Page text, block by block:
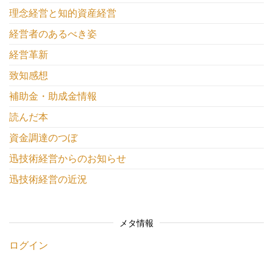
理念経営と知的資産経営
経営者のあるべき姿
経営革新
致知感想
補助金・助成金情報
読んだ本
資金調達のつぼ
迅技術経営からのお知らせ
迅技術経営の近況
メタ情報
ログイン